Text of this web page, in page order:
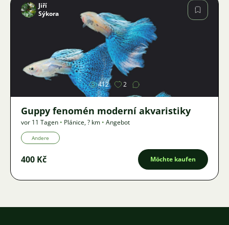
Bild
Jiří
Sýkora
412 2
Guppy fenomén moderní akvaristiky
vor 11 Tagen • Plánice,? km • Angebot
Andere
400 Kč Möchte kaufen